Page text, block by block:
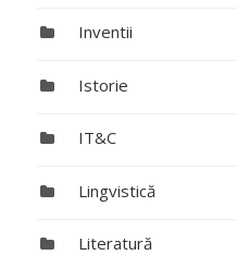
Inventii
Istorie
IT&C
Lingvistică
Literatură